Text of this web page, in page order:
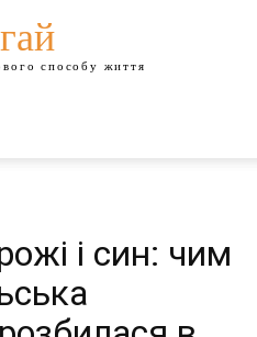
способу життя
і син: чим